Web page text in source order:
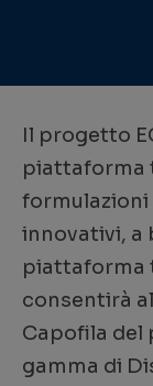
Il progetto
piattaforma
formulazioni
innovativi, a
piattaforma
consentirà
Capofila del
gamma di